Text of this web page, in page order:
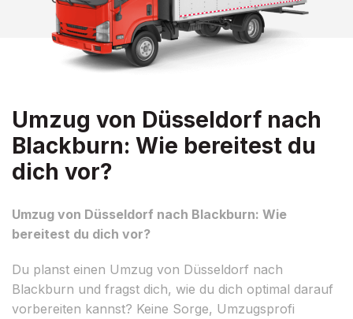
Umzug von Düsseldorf nach
Blackburn: Wie bereitest du
dich vor?
Umzug von Düsseldorf nach Blackburn: Wie
bereitest du dich vor?
Du planst einen Umzug von Düsseldorf nach
Blackburn und fragst dich, wie du dich optimal darauf
vorbereiten kannst? Keine Sorge, Umzugsprofi